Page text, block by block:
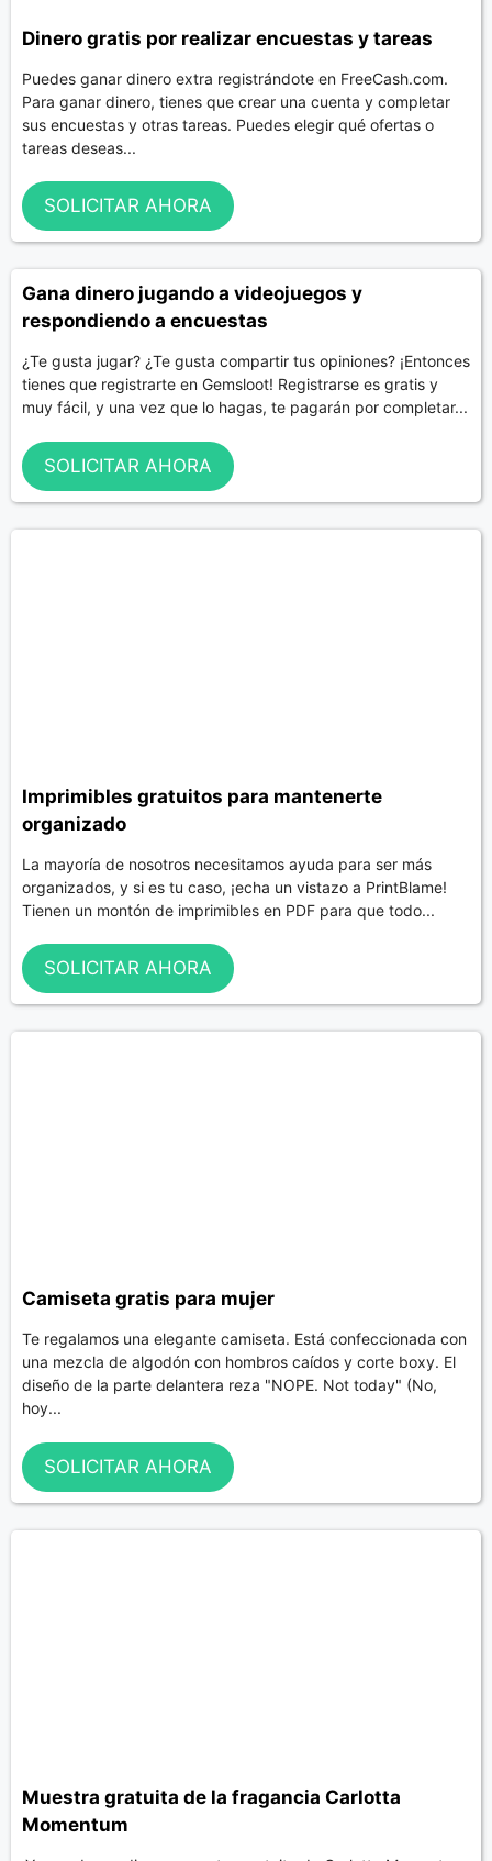
Dinero gratis por realizar encuestas y tareas
Puedes ganar dinero extra registrándote en FreeCash.com.
Para ganar dinero, tienes que crear una cuenta y completar
sus encuestas y otras tareas. Puedes elegir qué ofertas o
tareas deseas...
SOLICITAR AHORA
Gana dinero jugando a videojuegos y
respondiendo a encuestas
¿Te gusta jugar? ¿Te gusta compartir tus opiniones? ¡Entonces
tienes que registrarte en Gemsloot! Registrarse es gratis y
muy fácil, y una vez que lo hagas, te pagarán por completar...
SOLICITAR AHORA
Imprimibles gratuitos para mantenerte
organizado
La mayoría de nosotros necesitamos ayuda para ser más
organizados, y si es tu caso, ¡echa un vistazo a PrintBlame!
Tienen un montón de imprimibles en PDF para que todo...
SOLICITAR AHORA
Camiseta gratis para mujer
Te regalamos una elegante camiseta. Está confeccionada con
una mezcla de algodón con hombros caídos y corte boxy. El
diseño de la parte delantera reza "NOPE. Not today" (No,
hoy...
SOLICITAR AHORA
Muestra gratuita de la fragancia Carlotta
Momentum